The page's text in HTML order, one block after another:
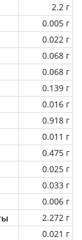
2.2 г
0.005 г
0.022 г
0.068 г
0.068 г
0.139 г
0.016 г
0.918 г
0.011 г
0.475 г
0.025 г
0.033 г
0.006 г
2.272 г
0.021 г